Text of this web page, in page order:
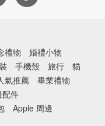
禮物
婚禮小物
手機殼 旅行
貓
氣推薦
畢業禮物
件
Apple 周邊